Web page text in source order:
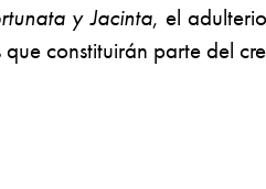
y Jacinta, el
constituirán parte del